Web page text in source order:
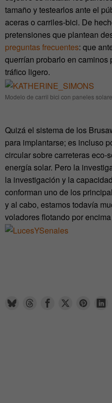
tamaño y testearlos ante el
aceras o carriles-bici. De
pretensiones que plantean
preguntas frecuentes: que
querrían probarlo en
tráfico ligero.
Modelo de carril bici con paneles
Quizá el sistema de los
para implantarse; es incluso
circular sobre carreteras eco-
energía solar. Pero la
la investigación y la
conforman uno de los
y al cabo, estamos todavía
voladores flotando por